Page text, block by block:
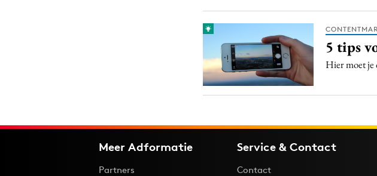
5 tips
Hier moet je
Meer Adformatie
Partners
Service & Contact
Contact